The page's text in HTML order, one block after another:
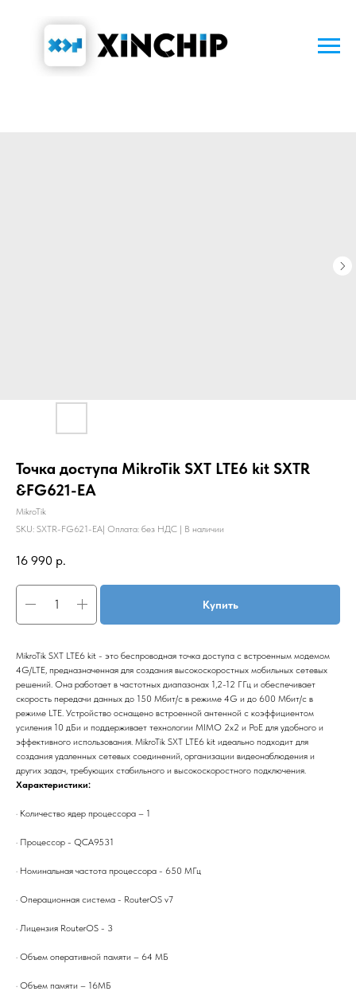
Точка доступа MikroTik SXT LTE6 kit SXTR
&FG621-EA
MikroTik
SKU: SXTR-FG621-EA| Оплата: без НДС | В наличии
16 990 р.
Купить
MikroTik SXT LTE6 kit - это беспроводная точка доступа с встроенным модемом
4G/LTE, предназначенная для создания высокоскоростных мобильных сетевых
решений. Она работает в частотных диапазонах 1,2-12 ГГц и обеспечивает
скорость передачи данных до 150 Мбит/с в режиме 4G и до 600 Мбит/с в
режиме LTE. Устройство оснащено встроенной антенной с коэффициентом
усиления 10 дБи и поддерживает технологии MIMO 2x2 и PoE для удобного и
эффективного использования. MikroTik SXT LTE6 kit идеально подходит для
создания удаленных сетевых соединений, организации видеонаблюдения и
других задач, требующих стабильного и высокоскоростного подключения.
Характеристики:
· Количество ядер процессора – 1
· Процессор - QCA9531
· Номинальная частота процессора - 650 МГц
· Операционная система - RouterOS v7
· Лицензия RouterOS - 3
· Объем оперативной памяти – 64 МБ
· Объем памяти – 16МБ